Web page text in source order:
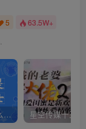
5 63.5W+
九磅十五便士是什么意思（九磅十五便士是什么梗）